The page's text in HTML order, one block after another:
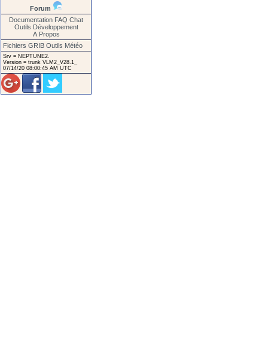
Forum
Documentation FAQ Chat
Outils Développement
A Propos
Fichiers GRIB Outils Météo
Srv = NEPTUNE2.
Version = trunk VLM2_V28.1_
07/14/20 08:00:45 AM UTC